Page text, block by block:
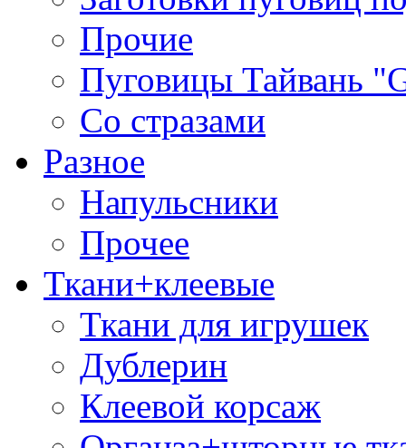
Прочие
Пуговицы Тайвань
Со стразами
Разное
Напульсники
Прочее
Ткани+клеевые
Ткани для игрушек
Дублерин
Клеевой корсаж